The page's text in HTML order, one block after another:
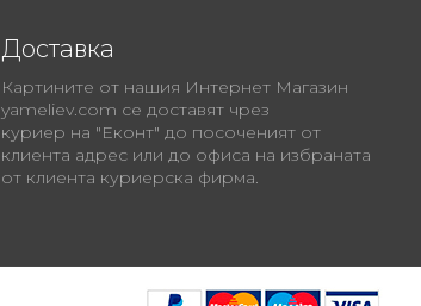
Доставка
Картините от нашия Интернет Магазин
yameliev.com се доставят чрез
куриер на "Еконт" до посоченият от
клиента адрес или до офиса на избраната
от клиента куриерска фирма.